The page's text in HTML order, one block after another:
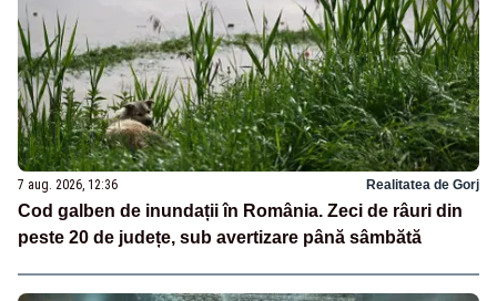
7 aug. 2026, 12:36 Realitatea de Gorj
Cod galben de inundații în România. Zeci de râuri din
peste 20 de județe, sub avertizare până sâmbătă